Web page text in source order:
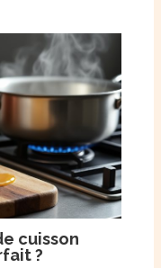
cuisson
?